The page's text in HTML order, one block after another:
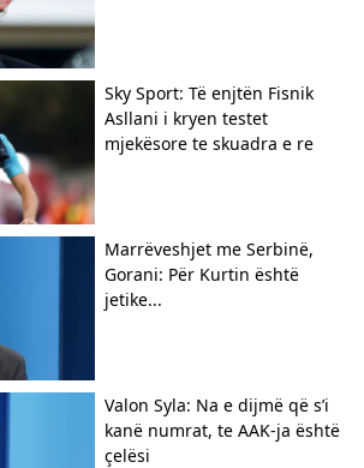
Sky Sport: Të enjtën Fisnik
Asllani i kryen testet
mjekësore te skuadra e re
Marrëveshjet me Serbinë,
Gorani: Për Kurtin është
jetike...
Valon Syla: Na e dijmë që s’i
kanë numrat, te AAK-ja është
çelësi